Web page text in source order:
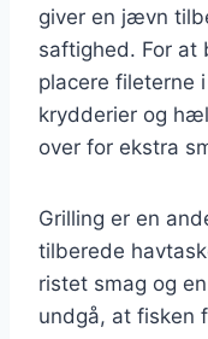
giver en jævn
saftighed. For at
placere fileterne
krydderier og
over for ekstra
Grilling er en
tilberede
ristet smag og
undgå, at fisken